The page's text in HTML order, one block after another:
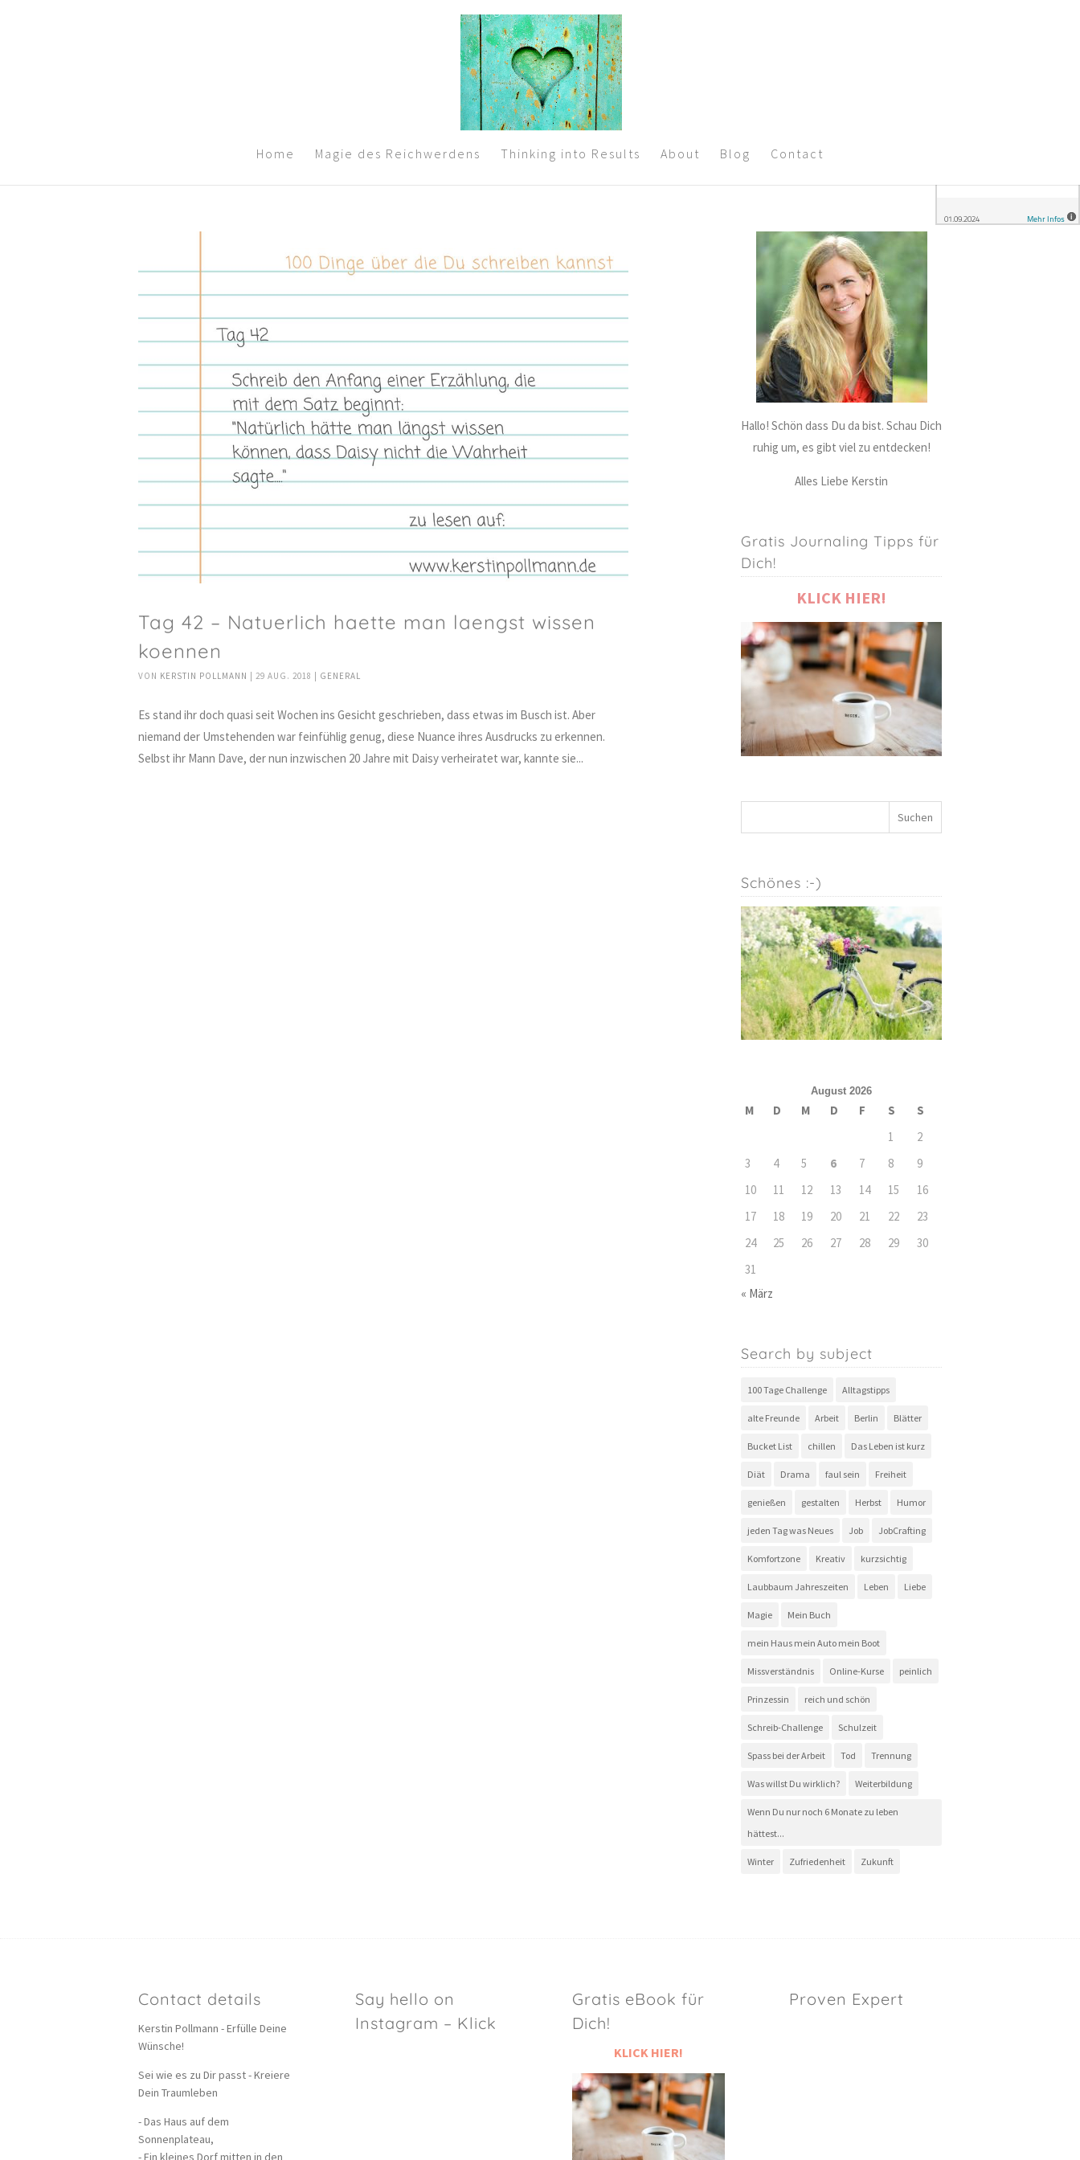
Home Magie des Reichwerdens Thinking into Results About Blog Contact
Tag 42 – Natuerlich haette man laengst wissen
koennen
VON KERSTIN POLLMANN 29 AUG. 2018 GENERAL
Es stand ihr doch quasi seit Wochen ins Gesicht geschrieben, dass etwas im Busch ist. Aber
niemand der Umstehenden war feinfühlig genug, diese Nuance ihres Ausdrucks zu erkennen.
Selbst ihr Mann Dave, der nun inzwischen 20 Jahre mit Daisy verheiratet war, kannte sie...
Hallo! Schön dass Du da bist. Schau Dich
ruhig um, es gibt viel zu entdecken!
Alles Liebe Kerstin
Gratis Journaling Tipps für
Dich!
KLICK HIER!
Schönes :-)
August 2026
M D M D F S
S
1
2
3
4 5 6 7 8
9
10
11 12 13 14 15
16
17
18 19 20 21 22
23
24
25 26 27 28 29
30
31
« März
Search by subject
100 Tage Challenge Alltagstipps
alte Freunde Arbeit Berlin Blätter
Bucket List chillen Das Leben ist kurz
Diät Drama faul sein Freiheit
genießen gestalten Herbst Humor
jeden Tag was Neues Job JobCrafting
Komfortzone Kreativ kurzsichtig
Laubbaum Jahreszeiten Leben Liebe
Magie Mein Buch
mein Haus mein Auto mein Boot
Missverständnis Online-Kurse peinlich
Prinzessin reich und schön
Schreib-Challenge Schulzeit
Spass bei der Arbeit Tod Trennung
Was willst Du wirklich? Weiterbildung
Wenn Du nur noch 6 Monate zu leben
hättest...
Winter Zufriedenheit Zukunft
Contact details
Kerstin Pollmann - Erfülle Deine
Wünsche!
Sei wie es zu Dir passt - Kreiere
Dein Traumleben
- Das Haus auf dem
Sonnenplateau,
- Ein kleines Dorf mitten in den
Say hello on
Instagram – Klick
Gratis eBook für
Dich!
KLICK HIER!
Proven Expert